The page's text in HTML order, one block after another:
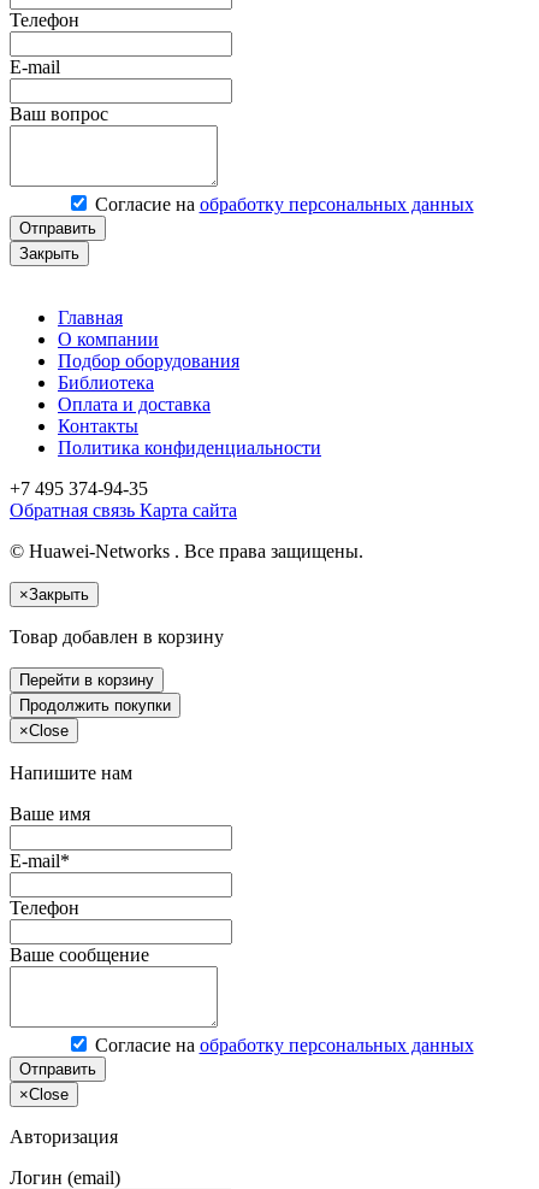
Телефон
E-mail
Ваш вопрос
Согласие на обработку персональных данных
Отправить
Закрыть
Главная
О компании
Подбор оборудования
Библиотека
Оплата и доставка
Контакты
Политика конфиденциальности
+7 495 374-94-35
Обратная связь Карта сайта
© Huawei-Networks . Все права защищены.
×Закрыть
Товар добавлен в корзину
Перейти в корзину
Продолжить покупки
×Close
Напишите нам
Ваше имя
E-mail*
Телефон
Ваше сообщение
Согласие на обработку персональных данных
Отправить
×Close
Авторизация
Логин (email)